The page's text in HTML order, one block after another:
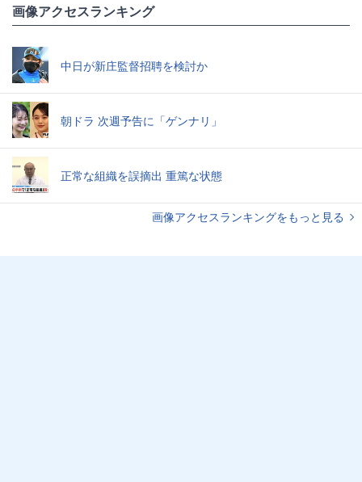
画像アクセスランキング
中日が新庄監督招聘を検討か
朝ドラ 次週予告に「ゲンナリ」
正常な組織を誤摘出 重篤な状態
画像アクセスランキングをもっと見る